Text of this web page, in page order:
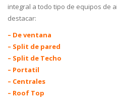
integral a todo tipo de equipos de
destacar:
– De ventana
– Split de pared
– Split de Techo
– Portatil
– Centrales
– Roof Top